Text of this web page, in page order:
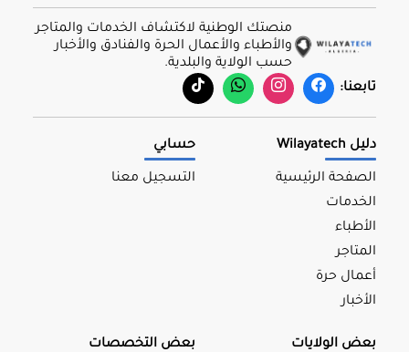
منصتك الوطنية لاكتشاف الخدمات والمتاجر
والأطباء والأعمال الحرة والفنادق والأخبار
حسب الولاية والبلدية.
تابعنا:
دليل Wilayatech
الصفحة الرئيسية
الخدمات
الأطباء
المتاجر
أعمال حرة
الأخبار
حسابي
التسجيل معنا
بعض الولايات بعض التخصصات